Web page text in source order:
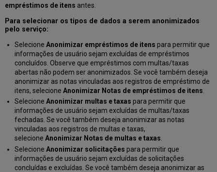
empréstimos de itens antes.
Para selecionar os tipos de dados a serem anonimizados
pelo serviço:
Selecione Anonimizar empréstimos de itens para permitir que
informações de usuário sejam excluídas de empréstimos
concluídos. Observe que empréstimos com multas/taxas
abertas não podem ser anonimizados. Se você também deseja
anonimizar as notas vinculadas aos registros de empréstimo de
itens, selecione Anonimizar Notas de empréstimos de itens
Selecione Anonimizar multas e taxas para permitir que
informações de usuário sejam excluídas de multas/taxas
fechadas. Se você também deseja anonimizar as notas
vinculadas aos registros de multas e taxas,
selecione Anonimizar Notas de multas e taxas.
Selecione Anonimizar solicitações para permitir que
informações de usuário sejam excluídas de solicitações
concluídas e excluídas. Se você também deseja anonimizar as